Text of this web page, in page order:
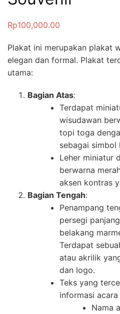
Rp100,000.00
Plakat ini merupakan plakat
elegan dan formal. Plakat
utama:
Bagian Atas:
Terdapat
wisudawan
topi toga
sebagai simbol
Leher miniatur
berwarna
aksen kontras
Bagian Tengah:
Penampang
persegi
belakang
Terdapat
atau akrilik
dan logo.
Teks yang
informasi
Nama